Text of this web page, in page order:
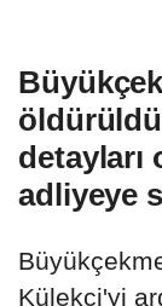
detayları
adliyeye
Külekçi'yi